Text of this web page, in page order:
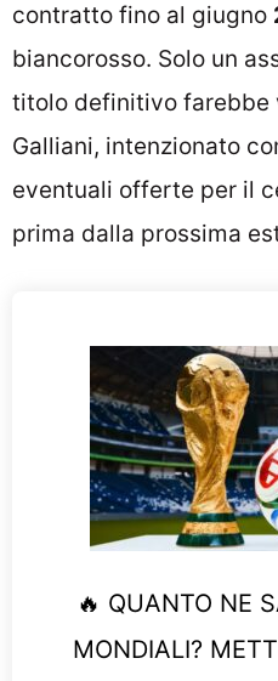
contratto fino al giugno
biancorosso. Solo un
titolo definitivo farebbe
Galliani, intenzionato
eventuali offerte per il
prima dalla prossima
🔥 QUANTO NE
MONDIALI?